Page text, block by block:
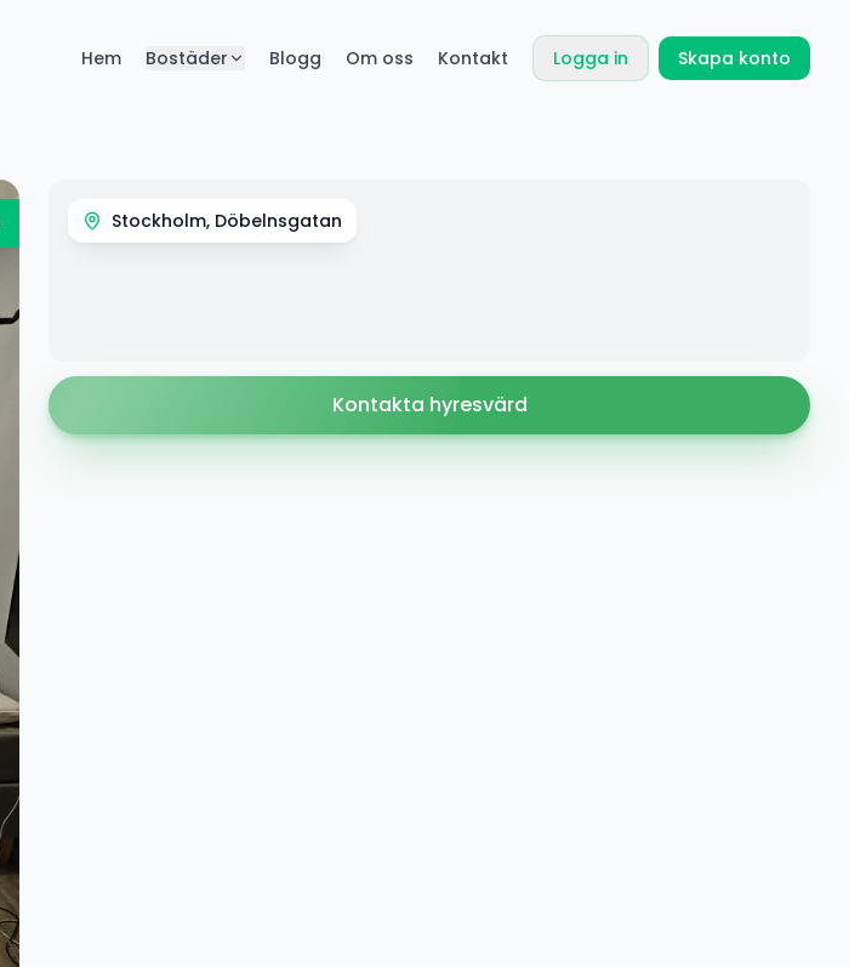
Hem Bostäder Blogg Om oss Kontakt Logga in Skapa konto
Stockholm, Döbelnsgatan
Kontakta hyresvärd